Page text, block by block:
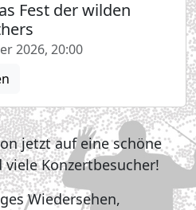
Fest der wilden
2026, 20:00
jetzt auf eine schöne
Konzertbesucher!
Wiedersehen,